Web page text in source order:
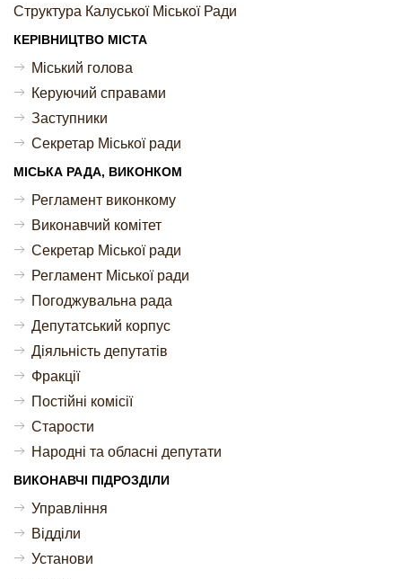
Структура Калуської Міської Ради
КЕРІВНИЦТВО МІСТА
Міський голова
Керуючий справами
Заступники
Секретар Міської ради
МІСЬКА РАДА, ВИКОНКОМ
Регламент виконкому
Виконавчий комітет
Секретар Міської ради
Регламент Міської ради
Погоджувальна рада
Депутатський корпус
Діяльність депутатів
Фракції
Постійні комісії
Старости
Народні та обласні депутати
ВИКОНАВЧІ ПІДРОЗДІЛИ
Управління
Відділи
Установи